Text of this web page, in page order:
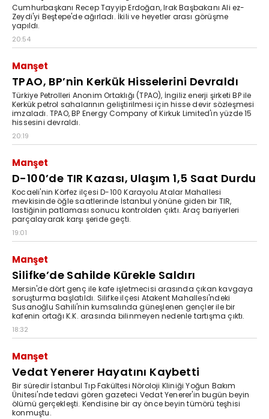
Cumhurbaşkanı Recep Tayyip Erdoğan, Irak Başbakanı Ali ez-
Zeydi'yi Beştepe'de ağırladı. İkili ve heyetler arası görüşme
yapıldı.
20:54
Manşet
TPAO, BP’nin Kerkük Hisselerini Devraldı
Türkiye Petrolleri Anonim Ortaklığı (TPAO), İngiliz enerji şirketi BP ile
Kerkük petrol sahalarının geliştirilmesi için hisse devir sözleşmesi
imzaladı. TPAO, BP Energy Company of Kirkuk Limited'in yüzde 15
hissesini devraldı.
20:19
Manşet
D-100’de TIR Kazası, Ulaşım 1,5 Saat Durdu
Kocaeli'nin Körfez ilçesi D-100 Karayolu Atalar Mahallesi
mevkisinde öğle saatlerinde İstanbul yönüne giden bir TIR,
lastiğinin patlaması sonucu kontrolden çıktı. Araç bariyerleri
parçalayarak karşı şeride geçti.
19:01
Manşet
Silifke’de Sahilde Kürekle Saldırı
Mersin'de dört genç ile kafe işletmecisi arasında çıkan kavgaya
soruşturma başlatıldı. Silifke ilçesi Atakent Mahallesi'ndeki
Susanoğlu Sahili'nin kumsalında güneşlenen gençler ile bir
kafenin ortağı K.K. arasında bilinmeyen nedenle tartışma çıktı.
18:32
Manşet
Vedat Yenerer Hayatını Kaybetti
Bir süredir İstanbul Tıp Fakültesi Nöroloji Kliniği Yoğun Bakım
Ünitesi'nde tedavi gören gazeteci Vedat Yenerer'in bugün beyin
ölümü gerçekleşti. Kendisine bir ay önce beyin tümörü teşhisi
konmuştu.